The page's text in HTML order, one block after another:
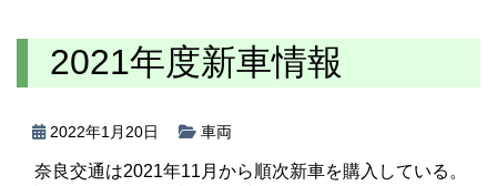
2021年度新車情報
2022年1月20日 車両
奈良交通は2021年11月から順次新車を購入している。